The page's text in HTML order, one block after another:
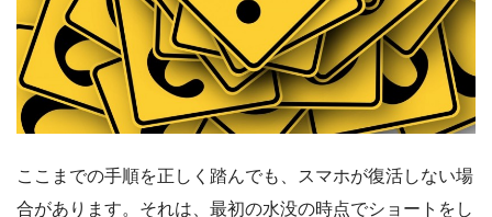
ここまでの手順を正しく踏んでも、スマホが復活しない場
合があります。それは、最初の水没の時点でショートをし